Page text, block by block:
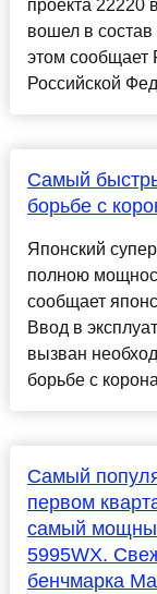
проекта 22220
вошел в
этом сообщает
Российской
Самый
борьбе с
Японский
полною
сообщает
Ввод в
вызван
борьбе с
Самый
первом
самый
5995WX.
бенчмарка